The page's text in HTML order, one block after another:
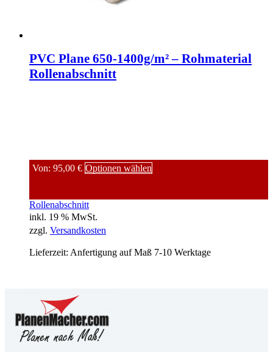
PVC Plane 650-1400g/m² – Rohmaterial
Rollenabschnitt
Von: 95,00 € Optionen wählen
Rollenabschnitt
inkl. 19 % MwSt.
zzgl. Versandkosten
Lieferzeit: Anfertigung auf Maß 7-10 Werktage